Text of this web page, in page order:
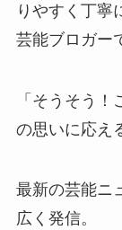
りやすく丁寧
芸能ブロガー
「そうそう
の思いに応え
最新の芸能ニ
広く発信。